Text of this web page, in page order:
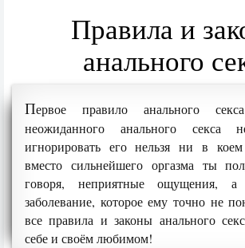
Правила и
анального
Первое правило анального
неожиданного анального
игнорировать его нельзя ни в
вместо сильнейшего оргазма ты
говоря, неприятные ощущения, а
заболевание, которое ему точно не
все правила и законы анального
себе и своём любимом!